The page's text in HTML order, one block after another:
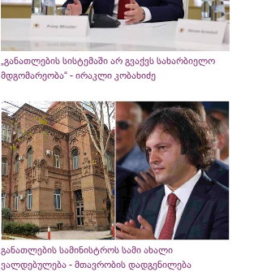
„განათლების სისტემაში არ გვაქვს სახარბიელო
მდგომარეობა“ - ირაკლი კობახიძე
განათლების სამინისტროს სამი ახალი
ვალდებულება - მთავრობის დადგენილება